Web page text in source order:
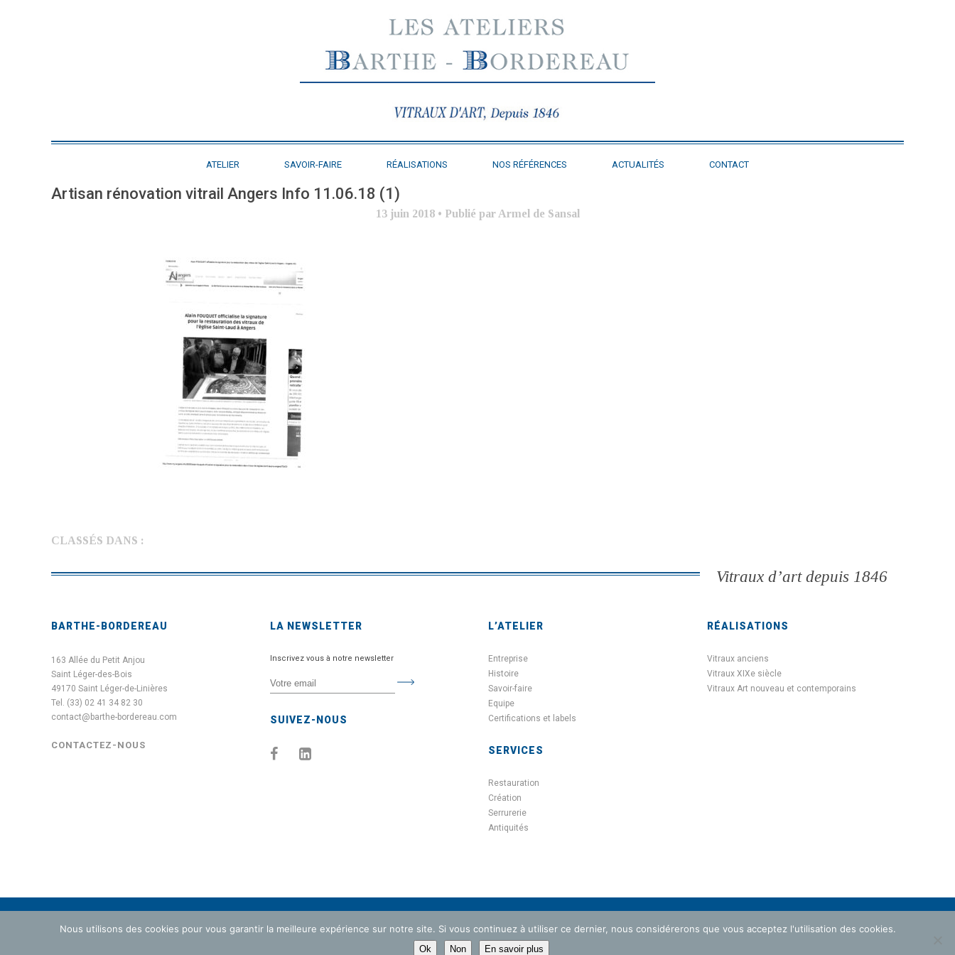
ATELIER SAVOIR-FAIRE RÉALISATIONS NOS RÉFÉRENCES ACTUALITÉS CONTACT
Artisan rénovation vitrail Angers Info 11.06.18 (1)
13 juin 2018• Publié par Armel de Sansal
CLASSÉS DANS :
Vitraux d’art depuis 1846
BARTHE-BORDEREAU
163 Allée du Petit Anjou
Saint Léger-des-Bois
49170 Saint Léger-de-Linières
Tel. (33) 02 41 34 82 30
contact@barthe-bordereau.com
CONTACTEZ-NOUS
LA NEWSLETTER
Inscrivez vous à notre newsletter
SUIVEZ-NOUS
L’ATELIER
Entreprise
Histoire
Savoir-faire
Equipe
Certifications et labels
SERVICES
Restauration
Création
Serrurerie
Antiquités
RÉALISATIONS
Vitraux anciens
Vitraux XIXe siècle
Vitraux Art nouveau et contemporains
ACTUALITÉ PRESSE CONTACT CERTIFICATIONS & LABELS PROTECTION DES DONNÉES PERSONNELLES MENTIONS LÉGALES
Nous utilisons des cookies pour vous garantir la meilleure expérience sur notre site. Si vous continuez à utiliser ce dernier, nous considérerons que vous acceptez l'utilisation des cookies.
Ok Non En savoir plus